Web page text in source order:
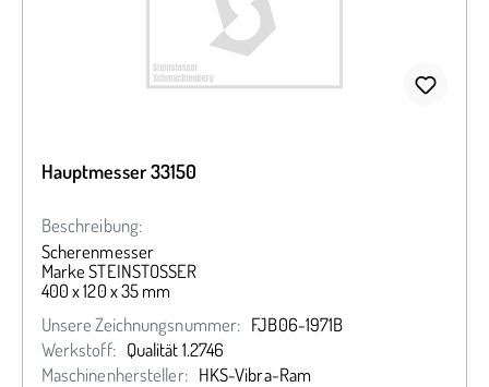
Hauptmesser 33150
Beschreibung:
Scherenmesser
Marke STEINSTOSSER
400 x 120 x 35 mm
Unsere Zeichnungsnummer: FJB06-1971B
Werkstoff: Qualität 1.2746
Maschinenhersteller: HKS-Vibra-Ram